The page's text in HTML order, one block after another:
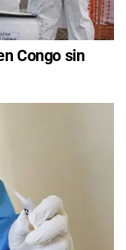
Congo sin